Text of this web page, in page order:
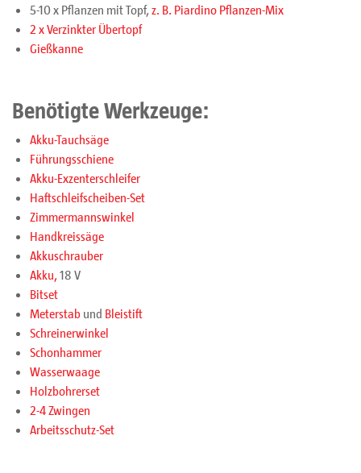
5-10 x Pflanzen mit Topf,z. B. Piardino Pflanzen-Mix
2 x Verzinkter Übertopf
Gießkanne
Benötigte Werkzeuge:
Akku-Tauchsäge
Führungsschiene
Akku-Exzenterschleifer
Haftschleifscheiben-Set
Zimmermannswinkel
Handkreissäge
Akkuschrauber
Akku,18 V
Bitset
Meterstab und Bleistift
Schreinerwinkel
Schonhammer
Wasserwaage
Holzbohrerset
2-4 Zwingen
Arbeitsschutz-Set